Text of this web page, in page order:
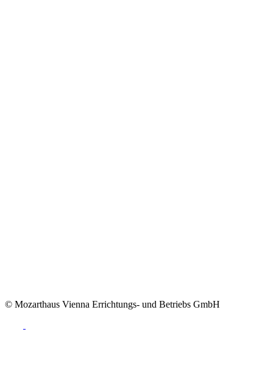
© Mozarthaus Vienna Errichtungs- und Betriebs GmbH